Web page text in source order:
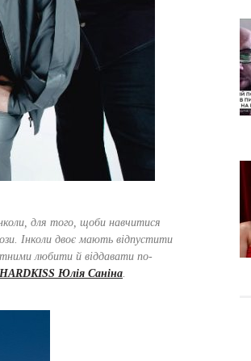
для того, щоби навчитися
Інколи двоє мають відпустити
любити й віддавати по-
Юлія Саніна.